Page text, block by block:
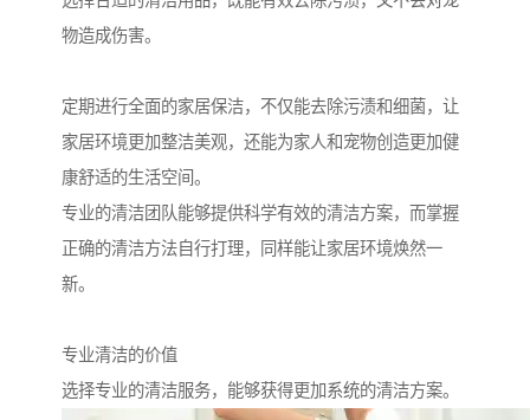
物造成伤害。
定期进行全面的家居保洁，不仅能去除污渍和细菌，让
家居环境更加整洁美观，还能为家人和宠物创造更加健
康舒适的生活空间。
专业的清洁团队能够提供科学有效的清洁方案，而掌握
正确的清洁方法自行打理，同样能让家居环境焕然一
新。
专业清洁的价值
选择专业的清洁服务，能够获得更加系统的清洁方案。